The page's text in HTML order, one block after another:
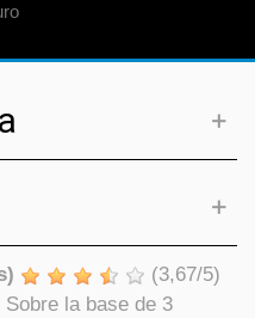
(3,67/5)
Sobre la base de 3